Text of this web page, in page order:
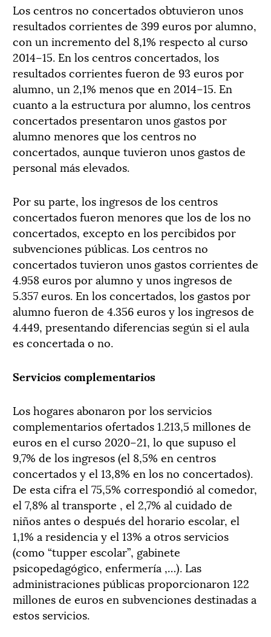
Los centros no concertados obtuvieron unos
resultados corrientes de 399 euros por alumno,
con un incremento del 8,1% respecto al curso
2014–15. En los centros concertados, los
resultados corrientesfueron de 93 euros por
alumno, un 2,1% menos que en 2014–15. En
cuanto a la estructura por alumno, los centros
concertados presentaron unos gastos por
alumno menores que los centros no
concertados, aunque tuvieron unos gastos de
personal más elevados.
Por su parte, los ingresos de loscentros
concertadosfueron menores que los de los no
concertados, excepto en los percibidos por
subvenciones públicas. Los centros no
concertados tuvieron unos gastos corrientes de
4.958 euros por alumno y unos ingresos de
5.357 euros. En los concertados, los gastos por
alumno fueron de 4.356 euros y los ingresos de
4.449, presentando diferencias según si el aula
es concertada o no.
Servicios complementarios
Los hogaresabonaron por los servicios
complementarios ofertados1.213,5 millones de
eurosen el curso 2020–21, lo que supuso el
9,7% de los ingresos (el 8,5% en centros
concertadosy el 13,8% en losno concertados).
De esta cifra el 75,5% correspondió al comedor,
el 7,8% al transporte , el 2,7% al cuidado de
niños antes o después del horario escolar, el
1,1% a residencia y el 13% a otros servicios
(como “tupper escolar”, gabinete
psicopedagógico, enfermería ,…). Las
administracionespúblicasproporcionaron 122
millonesde euros en subvencionesdestinadas a
estos servicios.